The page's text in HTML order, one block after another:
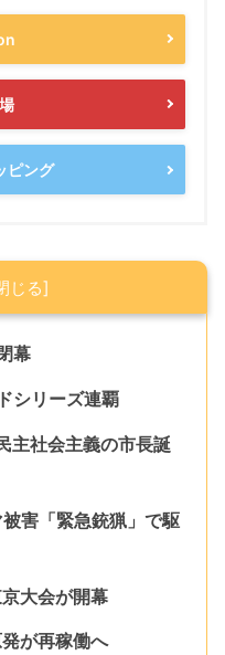
ピング
幕
シリーズ連覇
社会主義の市長誕
害「緊急銃猟」で駆
大会が開幕
が再稼働へ